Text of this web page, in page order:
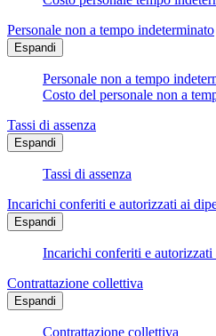
Personale non a tempo indeterminato
Espandi
Personale non a tempo
Costo del personale non a
Tassi di assenza
Espandi
Tassi di assenza
Incarichi conferiti e autorizzati ai
Espandi
Incarichi conferiti e
Contrattazione collettiva
Espandi
Contrattazione collettiva